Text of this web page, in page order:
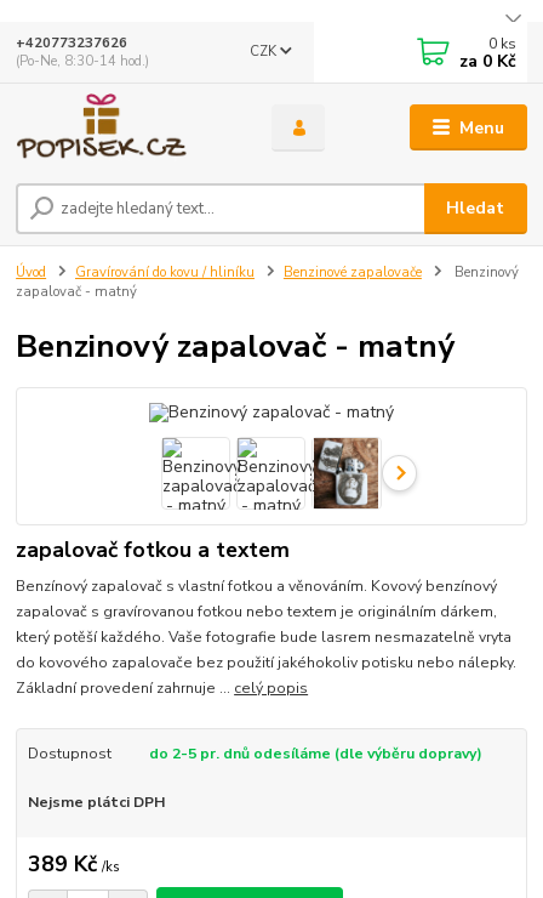
Menu
CZK
Hledat
+420773237626
(Po-Ne, 8:30-14 hod.)
0 ks
za 0 Kč
Úvod Gravírování do kovu / hliníku Benzinové zapalovače
Benzinový
zapalovač - matný
Benzinový zapalovač - matný
zapalovač fotkou a textem
Benzínový zapalovač s vlastní fotkou a věnováním. Kovový benzínový
zapalovač s gravírovanou fotkou nebo textem je originálním dárkem,
který potěší každého. Vaše fotografie bude lasrem nesmazatelně vryta
do kovového zapalovače bez použití jakéhokoliv potisku nebo nálepky.
Základní provedení zahrnuje ... celý popis
Dostupnost do 2-5 pr. dnů odesíláme (dle výběru dopravy)
Nejsme plátci DPH
389 Kč /ks